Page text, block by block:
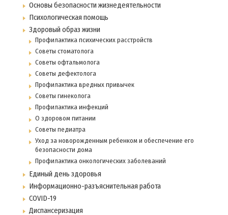
Основы безопасности жизнедеятельности
Психологическая помощь
Здоровый образ жизни
Профилактика психических расстройств
Советы стоматолога
Советы офтальмолога
Советы дефектолога
Профилактика вредных привычек
Советы гинеколога
Профилактика инфекций
О здоровом питании
Советы педиатра
Уход за новорожденным ребенком и обеспечение его
безопасности дома
Профилактика онкологических заболеваний
Единый день здоровья
Информационно-разъяснительная работа
COVID-19
Диспансеризация